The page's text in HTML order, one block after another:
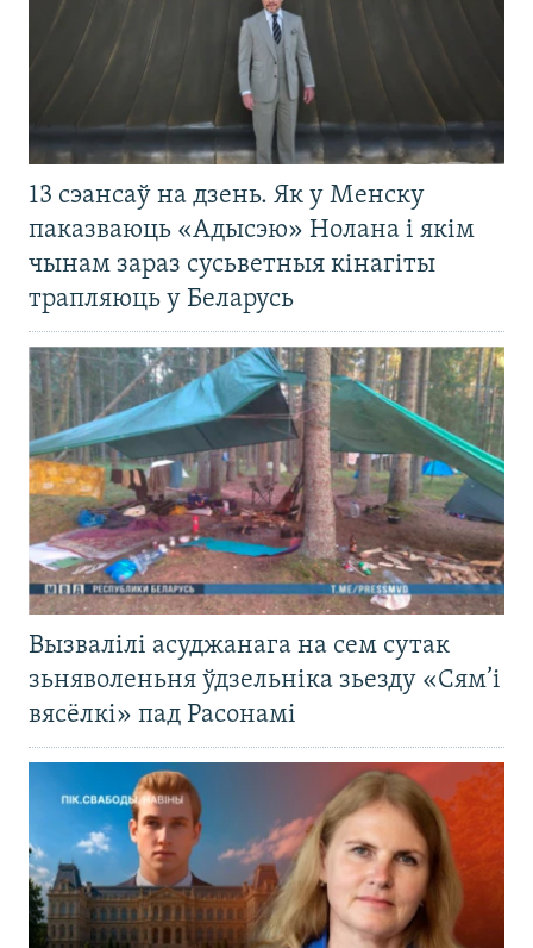
13 сэансаў на дзень. Як у Менску
паказваюць «Адысэю» Нолана і якім
чынам зараз сусьветныя кінагіты
трапляюць у Беларусь
Вызвалілі асуджанага на сем сутак
зьняволеньня ўдзельніка зьезду «Сям’і
вясёлкі» пад Расонамі